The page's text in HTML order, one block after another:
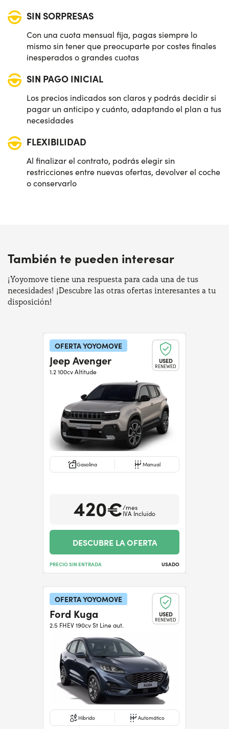
SIN SORPRESAS
Con una cuota mensual fija, pagas siempre lo
mismo sin tener que preocuparte por costes finales
inesperados o grandes cuotas
SIN PAGO INICIAL
Los precios indicados son claros y podrás decidir si
pagar un anticipo y cuánto, adaptando el plan a tus
necesidades
FLEXIBILIDAD
Al finalizar el contrato, podrás elegir sin
restricciones entre nuevas ofertas, devolver el coche
o conservarlo
También te pueden interesar
¡Yoyomove tiene una respuesta para cada una de tus
necesidades! ¡Descubre las otras ofertas interesantes a tu
disposición!
OFERTA YOYOMOVE
USED
RENEWED
Jeep Avenger
1.2 100cv Altitude
Gasolina Manual
420€/mes
IVA Incluido
DESCUBRE LA OFERTA
PRECIO SIN ENTRADA USADO
OFERTA YOYOMOVE
USED
RENEWED
Ford Kuga
2.5 FHEV 190cv St Line aut.
Híbrido Automático